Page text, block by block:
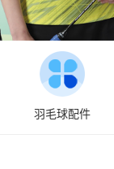
羽毛球配件